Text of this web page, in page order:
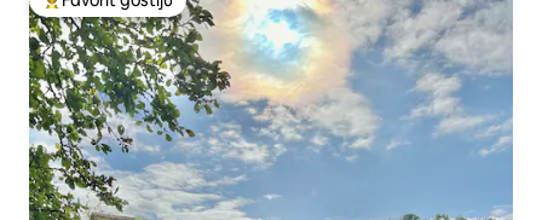
Glavni favorit gostiju